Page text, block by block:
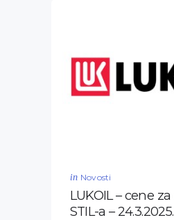
in Novosti
LUKOIL – cene
STIL-a – 24.3.2025.